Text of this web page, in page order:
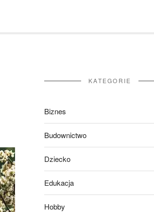
KATEGORIE
Biznes
Budownictwo
Dziecko
Edukacja
Hobby